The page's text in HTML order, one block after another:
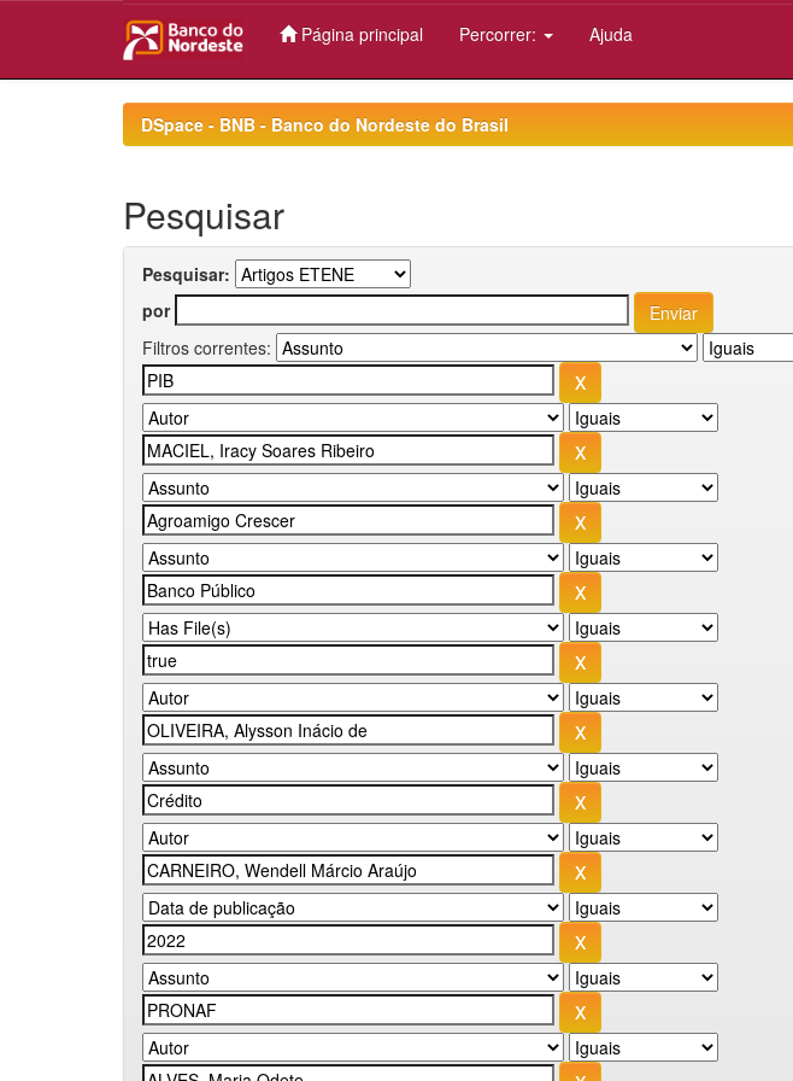
Página principal Percorrer: Ajuda
DSpace - BNB - Banco do Nordeste do Brasil
Pesquisar
Pesquisar:
por
Filtros correntes: